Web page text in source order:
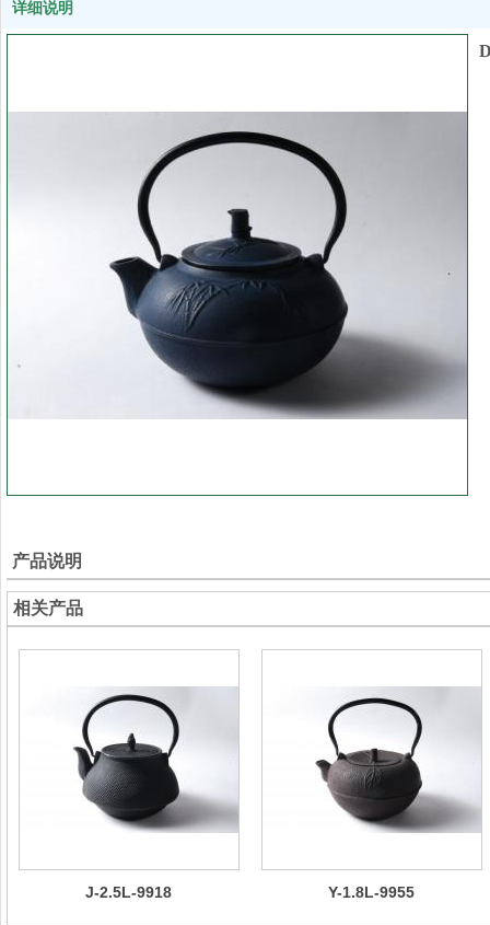
详细说明
产品说明
相关产品
J-2.5L-9918 Y-1.8L-9955